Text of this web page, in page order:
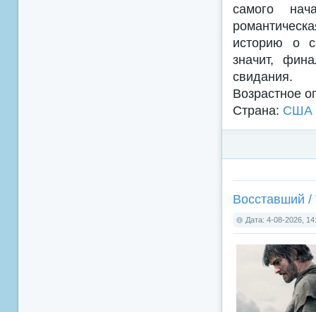
самого
историю о
значит,
свидания.
Возрастное
Страна: США
Восставший /
Дата: 4-08-2026,